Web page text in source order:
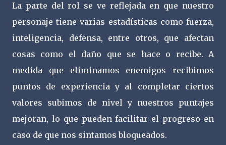
La parte del rol se ve reflejada en que nuestro
personaje tiene varias estadísticas como fuerza,
inteligencia, defensa, entre otros, que afectan
cosas como el daño que se hace o recibe. A
medida que eliminamos enemigos recibimos
puntos de experiencia y al completar ciertos
valores subimos de nivel y nuestros puntajes
mejoran, lo que pueden facilitar el progreso en
caso de que nos sintamos bloqueados.